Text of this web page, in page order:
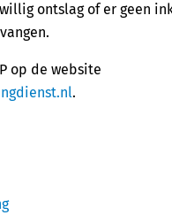
ontslag of er geen
op de website
.